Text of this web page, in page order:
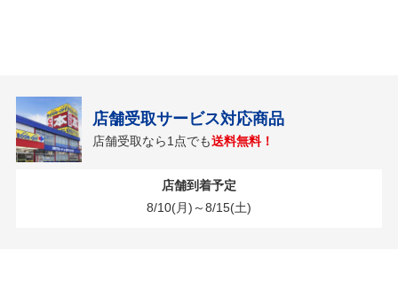
店舗受取サービス対応商品
店舗受取なら1点でも送料無料！
店舗到着予定
8/10(月)～8/15(土)